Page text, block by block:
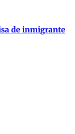
de inmigrante